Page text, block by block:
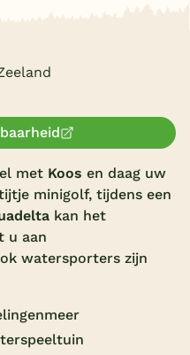
zwembad
zwembad
faciliteiten
met Koos en daag uw
minigolf, tijdens een
kan het
u aan
watersporters zijn